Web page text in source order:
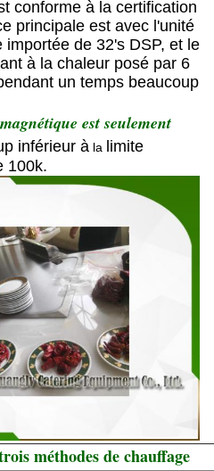
conforme à la certification
principale est avec l'unité
de 32's DSP, et le
à la chaleur posé par 6
un temps beaucoup
est seulement
inférieur à la
limite
100k.
méthodes de chauffage